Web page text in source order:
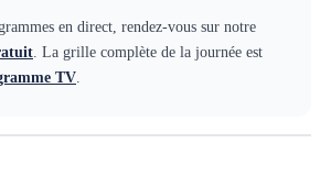
en direct, rendez-vous sur notre
. La grille complète de la journée est
TV